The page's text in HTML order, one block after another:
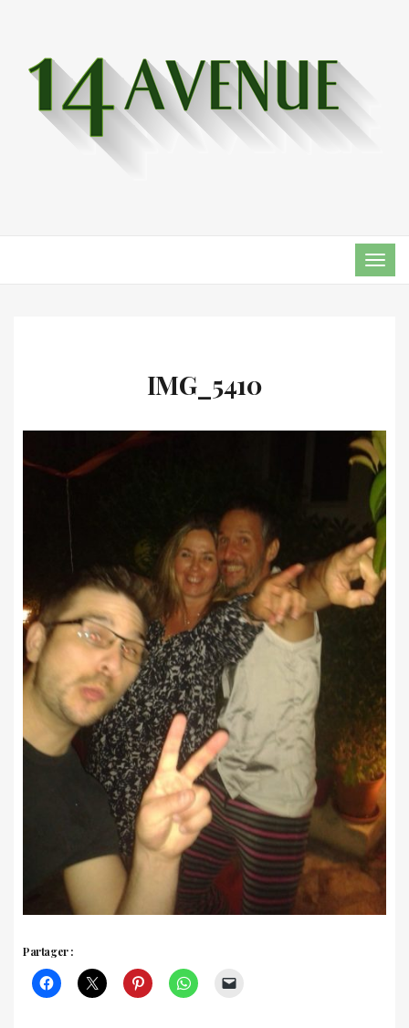
IMG_5410
Partager :